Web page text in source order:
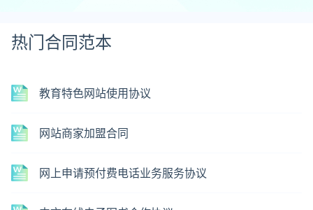
热门合同范本
教育特色网站使用协议
网站商家加盟合同
网上申请预付费电话业务服务协议